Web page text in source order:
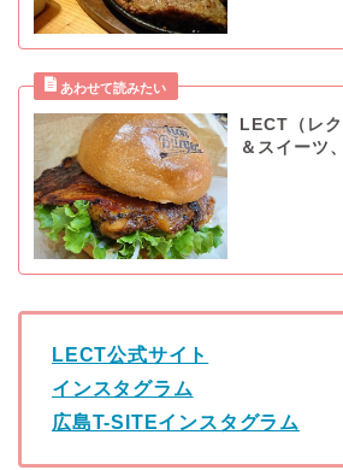
LECT（レ
＆スイーツ
LECT公式サイト
インスタグラム
広島T-SITEインスタグラム